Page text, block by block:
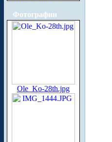
Фотографии
Ole_Ko-28th.jpg